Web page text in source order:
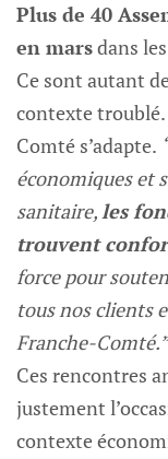
Plus de 40
en marsdans
Ce sont autant
contexte
Comté s’adapte.
économiques et
sanitaire,les
trouvent
force pour
tous nos clients
Franche-Comté.”
Ces rencontres
justement
contexte